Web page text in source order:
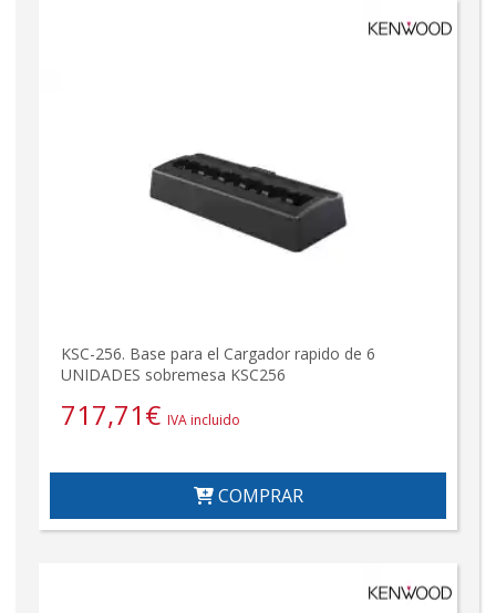
KSC-256. Base para el Cargador rapido de 6
UNIDADES sobremesa KSC256
717,71€ IVA incluido
COMPRAR